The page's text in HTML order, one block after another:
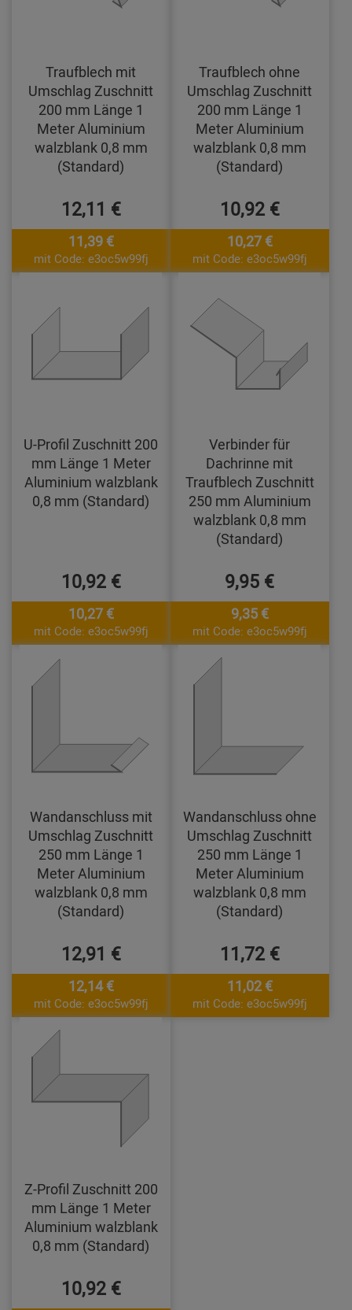
Traufblech mit
Umschlag Zuschnitt
200 mm Länge 1
Meter Aluminium
walzblank 0,8 mm
(Standard)
12,11 €
11,39 €
mit Code: e3oc5w99fj
Traufblech ohne
Umschlag Zuschnitt
200 mm Länge 1
Meter Aluminium
walzblank 0,8 mm
(Standard)
10,92 €
10,27 €
mit Code: e3oc5w99fj
U-Profil Zuschnitt 200
mm Länge 1 Meter
Aluminium walzblank
0,8 mm (Standard)
10,92 €
10,27 €
mit Code: e3oc5w99fj
Verbinder für
Dachrinne mit
Traufblech Zuschnitt
250 mm Aluminium
walzblank 0,8 mm
(Standard)
9,95 €
9,35 €
mit Code: e3oc5w99fj
Wandanschluss mit
Umschlag Zuschnitt
250 mm Länge 1
Meter Aluminium
walzblank 0,8 mm
(Standard)
12,91 €
12,14 €
mit Code: e3oc5w99fj
Wandanschluss ohne
Umschlag Zuschnitt
250 mm Länge 1
Meter Aluminium
walzblank 0,8 mm
(Standard)
11,72 €
11,02 €
mit Code: e3oc5w99fj
Z-Profil Zuschnitt 200
mm Länge 1 Meter
Aluminium walzblank
0,8 mm (Standard)
10,92 €